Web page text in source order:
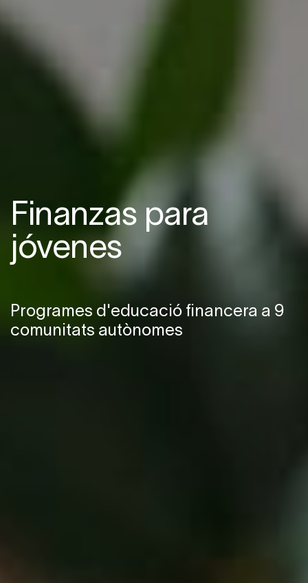
Finanzas para
jóvenes
Programes d'educació financera a 9
comunitats autònomes
Finanzas para
jóvenes
Programes d'educació financera a 9
comunitats autònomes